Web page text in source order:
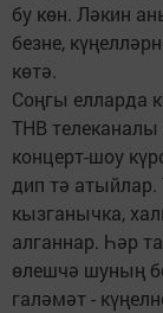
бу көн. Ләкин
безне,
көтә.
Соңгы елларда
ТНВ телеканалы
концерт-шоу
дип тә
кызганычка,
алганнар. Һәр
өлешчә шуның
галәмәт -